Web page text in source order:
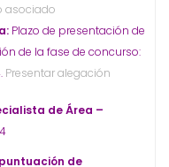
asociado
Plazo de presentación de
de la fase de concurso:
Presentar alegación
de Área –
de